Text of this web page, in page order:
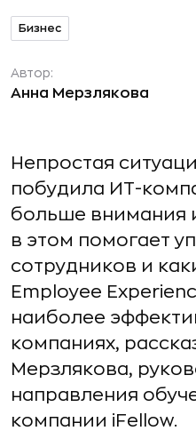
Бизнес
Автор:
Анна Мерзлякова
Непростая
побудила ИТ-
больше внимания
в этом помогает
сотрудников и
Employee
наиболее
компаниях,
Мерзлякова,
направления
компании iFellow.